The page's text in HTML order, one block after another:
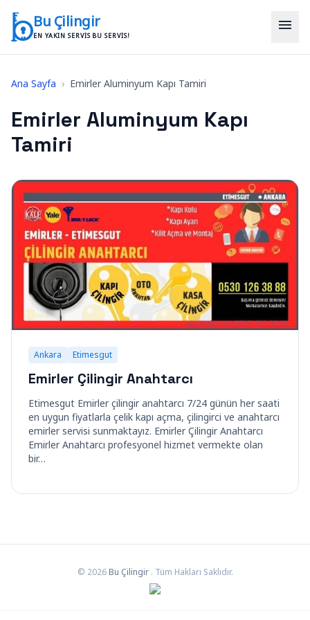
Bu Çilingir
EN YAKIN SERVIS BU SERVIS!
menu
Ana Sayfa › Emirler Aluminyum Kapı Tamiri
Emirler Aluminyum Kapı
Tamiri
Ankara Etimesgut
Emirler Çilingir Anahtarcı
Etimesgut Emirler çilingir anahtarcı 7/24 günün her saati
en uygun fiyatlarla çelik kapı açma, çilingirci ve anahtarcı
emirler servisi sunmaktayız. Emirler Çilingir Anahtarcı
Emirler Anahtarcı profesyonel hizmet vermekte olan
bir…
© 2026 Bu Çilingir . Tüm Hakları Saklıdır.